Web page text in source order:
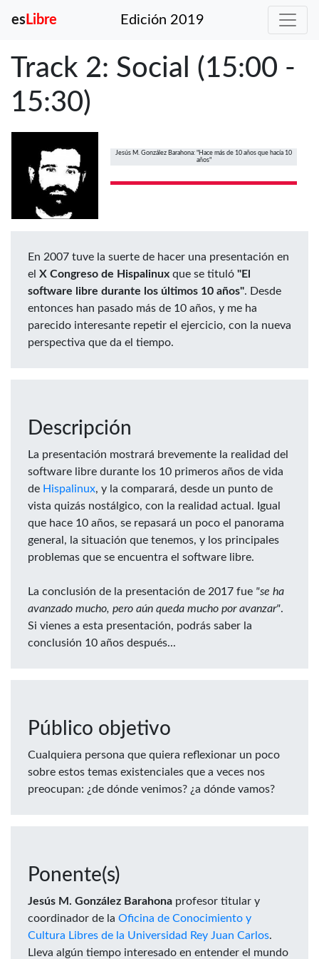
es Libre Edición 2019
Track 2: Social (15:00 -
15:30)
Jesús M. González Barahona: "Hace más de 10 años que hacía 10
años"
En 2007 tuve la suerte de hacer una presentación en
el X Congreso de Hispalinux que se tituló "El
software libre durante los últimos 10 años". Desde
entonces han pasado más de 10 años, y me ha
parecido interesante repetir el ejercicio, con la nueva
perspectiva que da el tiempo.
Descripción
La presentación mostrará brevemente la realidad del
software libre durante los 10 primeros años de vida
de Hispalinux, y la comparará, desde un punto de
vista quizás nostálgico, con la realidad actual. Igual
que hace 10 años, se repasará un poco el panorama
general, la situación que tenemos, y los principales
problemas que se encuentra el software libre.
La conclusión de la presentación de 2017 fue "se ha
avanzado mucho, pero aún queda mucho por avanzar".
Si vienes a esta presentación, podrás saber la
conclusión 10 años después...
Público objetivo
Cualquiera persona que quiera reflexionar un poco
sobre estos temas existenciales que a veces nos
preocupan: ¿de dónde venimos? ¿a dónde vamos?
Ponente(s)
Jesús M. González Barahona profesor titular y
coordinador de la Oficina de Conocimiento y
Cultura Libres de la Universidad Rey Juan Carlos.
Lleva algún tiempo interesado en entender el mundo